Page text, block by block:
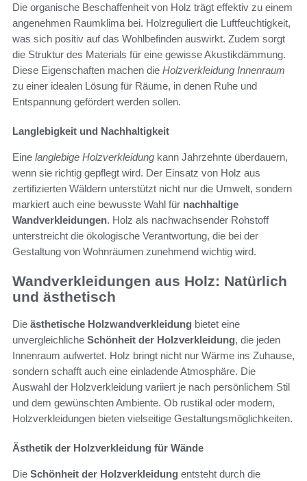
Die organische Beschaffenheit von Holz trägt effektiv zu einem
angenehmen Raumklima bei. Holzreguliert die Luftfeuchtigkeit,
was sich positiv auf das Wohlbefinden auswirkt. Zudem sorgt
die Struktur des Materials für eine gewisse Akustikdämmung.
Diese Eigenschaften machen die Holzverkleidung Innenraum
zu einer idealen Lösung für Räume, in denen Ruhe und
Entspannung gefördert werden sollen.
Langlebigkeit und Nachhaltigkeit
Eine langlebige Holzverkleidung kann Jahrzehnte überdauern,
wenn sie richtig gepflegt wird. Der Einsatz von Holz aus
zertifizierten Wäldern unterstützt nicht nur die Umwelt, sondern
markiert auch eine bewusste Wahl für nachhaltige
Wandverkleidungen. Holz als nachwachsender Rohstoff
unterstreicht die ökologische Verantwortung, die bei der
Gestaltung von Wohnräumen zunehmend wichtig wird.
Wandverkleidungen aus Holz: Natürlich
und ästhetisch
Die ästhetische Holzwandverkleidung bietet eine
unvergleichliche Schönheit der Holzverkleidung, die jeden
Innenraum aufwertet. Holz bringt nicht nur Wärme ins Zuhause,
sondern schafft auch eine einladende Atmosphäre. Die
Auswahl der Holzverkleidung variiert je nach persönlichem Stil
und dem gewünschten Ambiente. Ob rustikal oder modern,
Holzverkleidungen bieten vielseitige Gestaltungsmöglichkeiten.
Ästhetik der Holzverkleidung für Wände
Die Schönheit der Holzverkleidung entsteht durch die